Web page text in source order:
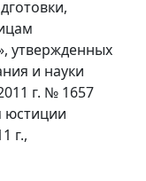
утвержденных
и науки
г. № 1657
юстиции
г.,